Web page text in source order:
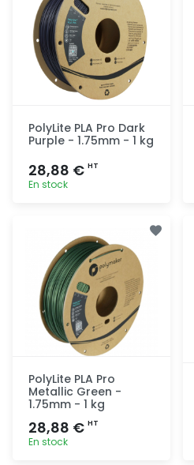
PolyLite PLA Pro Dark
Purple - 1.75mm - 1 kg
28,88 € HT
En stock
rapide
PolyLite PLA Pro
Metallic Green -
1.75mm - 1 kg
28,88 € HT
En stock